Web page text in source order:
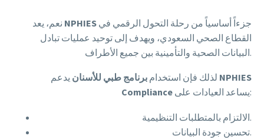
NPHIES
القطاع الصحي السعودي، ويهدف إلى توحيد عمليات تبادل
البيانات الصحية والتأمينية بين جميع الأطراف.
لذلك فإن استخدام برنامج طبي للأسنان
NPHIES
Compliance
يساعد العيادات على:
الالتزام بالمتطلبات التنظيمية.
تحسين جودة البيانات.